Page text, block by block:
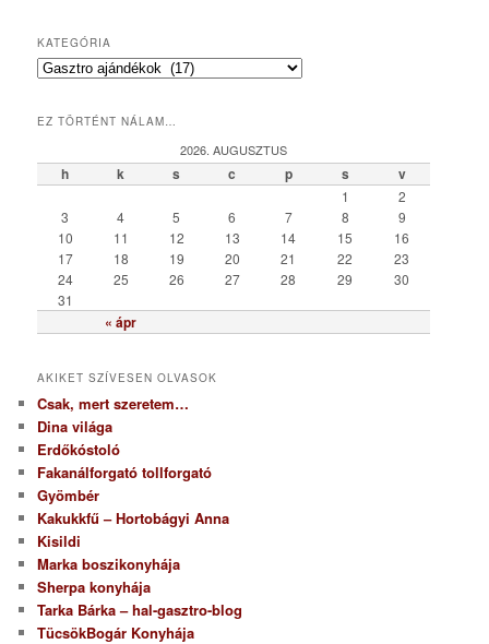
KATEGÓRIA
K
e
r
EZ TÖRTÉNT NÁLAM…
2026. AUGUSZTUS
h k s c p s v
« ápr
1
2
3
4 5 6 7 8
9
10
11 12 13 14 15
16
17
18 19 20 21 22
23
24
25 26 27 28 29
30
31
AKIKET SZÍVESEN OLVASOK
Csak, mert szeretem…
Dina világa
Erdőkóstoló
Fakanálforgató tollforgató
Gyömbér
Kakukkfű – Hortobágyi Anna
Kisildi
Marka boszikonyhája
Sherpa konyhája
Tarka Bárka – hal-gasztro-blog
TücsökBogár Konyhája